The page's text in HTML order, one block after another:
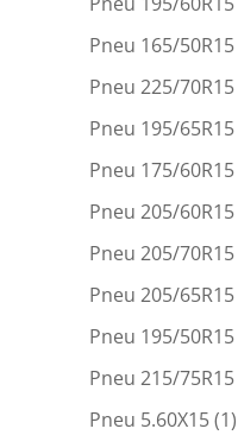
Pneu 165/50R15
Pneu 225/70R15
Pneu 195/65R15
Pneu 175/60R15
Pneu 205/60R15
Pneu 205/70R15
Pneu 205/65R15
Pneu 195/50R15
Pneu 215/75R15
Pneu 5.60X15(1)